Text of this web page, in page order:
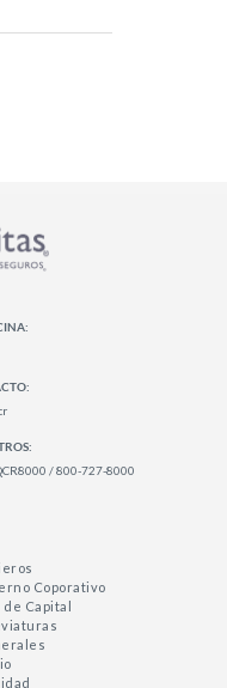
/ 800-727-8000
Coporativo
Capital